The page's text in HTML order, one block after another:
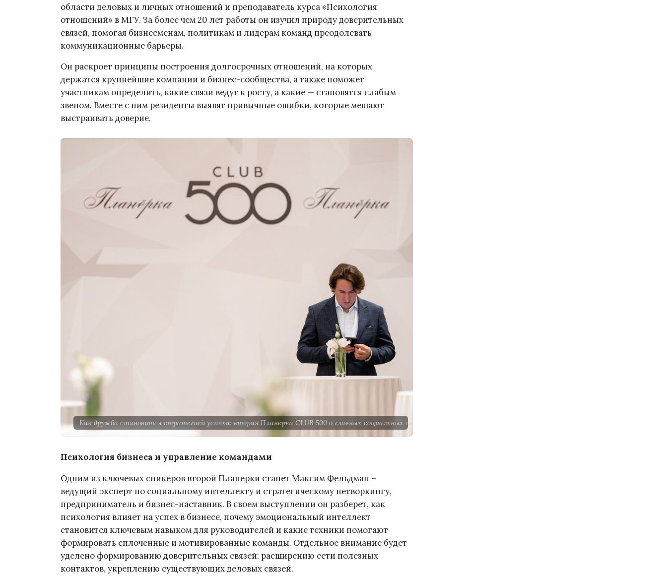
области деловых и личных отношений и преподаватель курса «Психология
отношений» в МГУ. За более чем 20 лет работы он изучил природу доверительных
связей, помогая бизнесменам, политикам и лидерам команд преодолевать
коммуникационные барьеры.
Он раскроет принципы построения долгосрочных отношений, на которых
держатся крупнейшие компании и бизнес-сообщества, а также поможет
участникам определить, какие связи ведут к росту, а какие — становятся слабым
звеном. Вместе с ним резиденты выявят привычные ошибки, которые мешают
выстраивать доверие.
Как дружба становится стратегией успеха: вторая Планерка CLUB 500 о главных социальных связях в бизнесе
Психология бизнеса и управление командами
Одним из ключевых спикеров второй Планерки станет Максим Фельдман –
ведущий эксперт по социальному интеллекту и стратегическому нетворкингу,
предприниматель и бизнес-наставник. В своем выступлении он разберет, как
психология влияет на успех в бизнесе, почему эмоциональный интеллект
становится ключевым навыком для руководителей и какие техники помогают
формировать сплоченные и мотивированные команды. Отдельное внимание будет
уделено формированию доверительных связей: расширению сети полезных
контактов, укреплению существующих деловых связей.